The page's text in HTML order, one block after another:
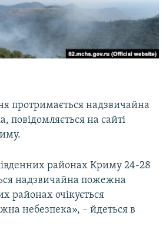
КРИМУ
протримається надзвичайна
повідомляється на сайті
районах Криму 24-28
надзвичайна пожежна
районах очікується
небезпека», – йдеться в